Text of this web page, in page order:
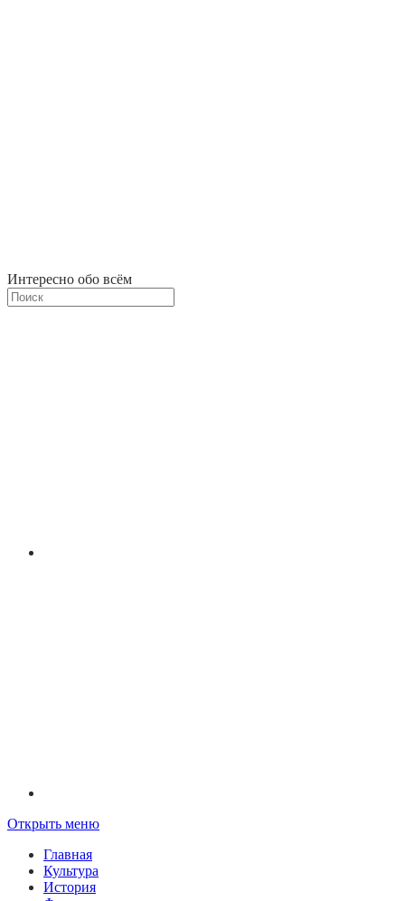
Интересно обо всём
Открыть меню
Главная
Культура
История